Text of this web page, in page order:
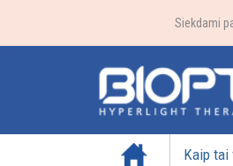
Siekdami
Pradžia Kaip tai